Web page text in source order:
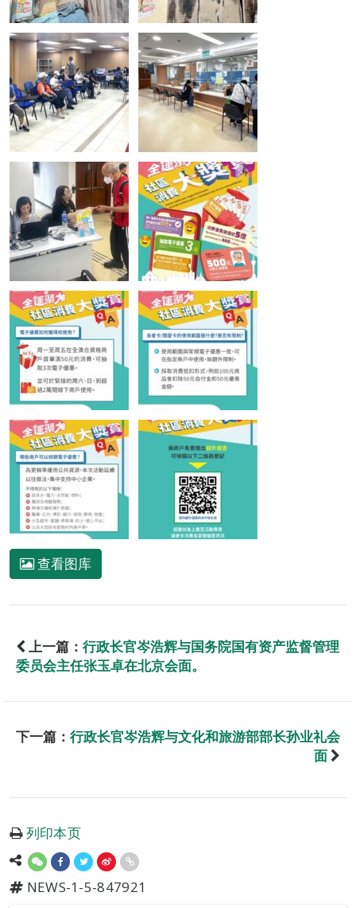
查看图库
上一篇： 行政长官岑浩辉与国务院国有资产监督管理
委员会主任张玉卓在北京会面。
下一篇： 行政长官岑浩辉与文化和旅游部部长孙业礼会
面
列印本页
NEWS-1-5-847921